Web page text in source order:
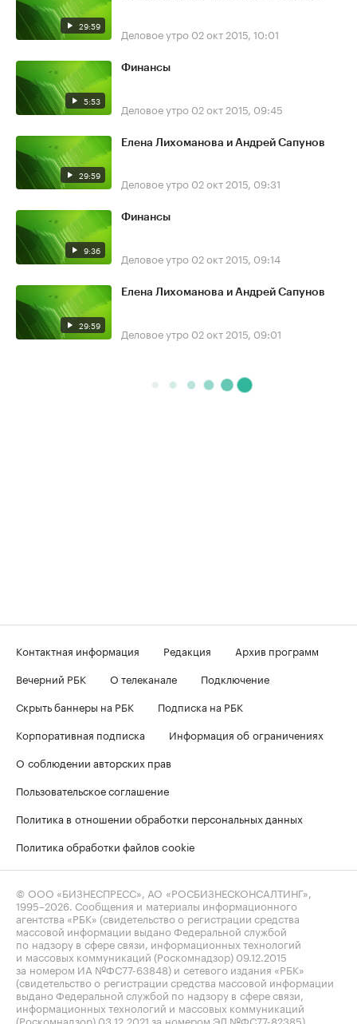
29:59 Деловое утро 02 окт 2015, 10:01
5:53
Финансы
Деловое утро 02 окт 2015, 09:45
29:59
Елена Лихоманова и Андрей Сапунов
Деловое утро 02 окт 2015, 09:31
9:36
Финансы
Деловое утро 02 окт 2015, 09:14
29:59
Елена Лихоманова и Андрей Сапунов
Деловое утро 02 окт 2015, 09:01
Контактная информация Редакция
Архив программ
Вечерний РБК
О телеканале
Подключение
Скрыть баннеры на РБК
Подписка на РБК
Корпоративная подписка
Информация об ограничениях
О соблюдении авторских прав
Пользовательское соглашение
Политика в отношении обработки персональных данных
Политика обработки файлов cookie
© ООО «БИЗНЕСПРЕСС», АО «РОСБИЗНЕСКОНСАЛТИНГ»,
1995–2026 . Сообщения и материалы информационного
агентства «РБК» (свидетельство о регистрации средства
массовой информации выдано Федеральной службой
по надзору в сфере связи, информационных технологий
и массовых коммуникаций (Роскомнадзор) 09.12.2015
за номером ИА №ФС77-63848) и сетевого издания «РБК»
(свидетельство о регистрации средства массовой информации
выдано Федеральной службой по надзору в сфере связи,
информационных технологий и массовых коммуникаций
(Роскомнадзор) 03.12.2021 за номером ЭЛ №ФС77-82385)